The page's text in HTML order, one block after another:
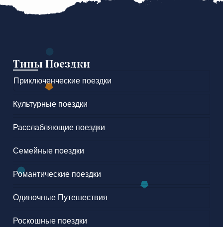
Типы Поездки
Приключенческие поездки
Культурные поездки
Расслабляющие поездки
Семейные поездки
Романтические поездки
Одиночные Путешествия
Роскошные поездки